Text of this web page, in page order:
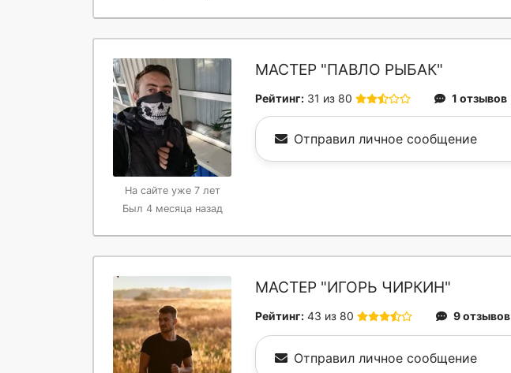
На сайте уже 7 лет
Был 4 месяца назад
МАСТЕР "ПАВЛО РЫБАК"
Рейтинг: 31 из 80 1 отзывов
Отправил личное сообщение
МАСТЕР "ИГОРЬ ЧИРКИН"
Рейтинг: 43 из 80 9 отзывов
Отправил личное сообщение